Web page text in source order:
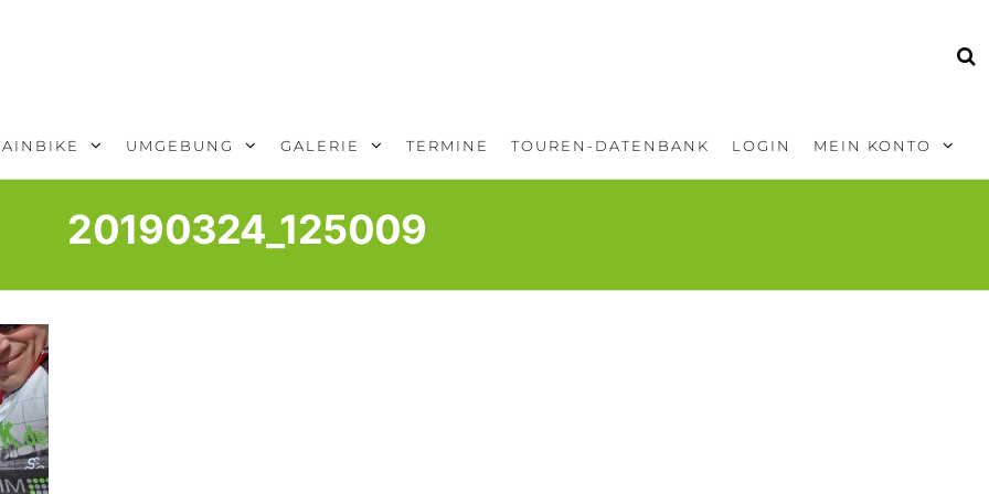
UMGEBUNG GALERIE TERMINE TOUREN-DATENBANK LOGIN MEIN KONTO
20190324_125009